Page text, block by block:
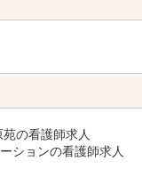
の看護師求人
ションの看護師求人